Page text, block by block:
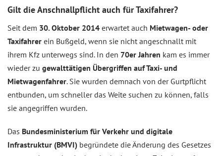
Gilt die Anschnallpflicht auch für Taxifahrer?
Seit dem 30. Oktober 2014 erwartet auch Mietwagen- oder
Taxifahrer ein Bußgeld, wenn sie nicht angeschnallt mit
ihrem Kfz unterwegs sind. In den 70er Jahren kam es immer
wieder zu gewalttätigen Übergriffen auf Taxi- und
Mietwagenfahrer. Sie wurden demnach von der Gurtpflicht
entbunden, um schneller das Weite suchen zu können, falls
sie angegriffen wurden.
Das Bundesministerium für Verkehr und digitale
Infrastruktur (BMVI) begründete die Änderung des Gesetzes